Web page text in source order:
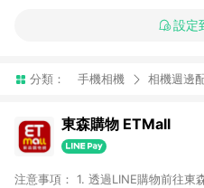
設定
分類： 手機相機 相機週邊
東森購物 ETMall
注意事項： 1. 透過LINE購物前往東